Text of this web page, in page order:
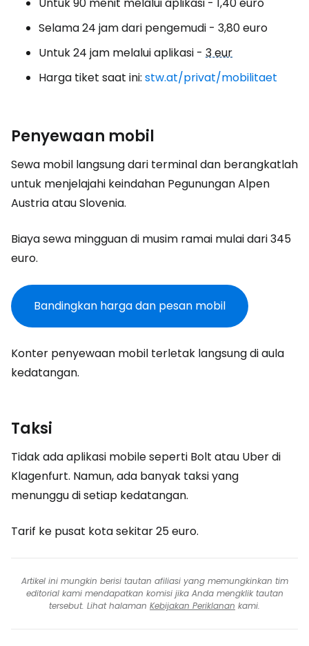
Selama 24 jam dari pengemudi - 3,80 euro
Untuk 24 jam melalui aplikasi - 3 eur
Harga tiket saat ini: stw.at/privat/mobilitaet
Penyewaan mobil
Sewa mobil langsung dari terminal dan berangkatlah
untuk menjelajahi keindahan Pegunungan Alpen
Austria atau Slovenia.
Biaya sewa mingguan di musim ramai mulai dari 345
euro.
Bandingkan harga dan pesan mobil
Konter penyewaan mobil terletak langsung di aula
kedatangan.
Taksi
Tidak ada aplikasi mobile seperti Bolt atau Uber di
Klagenfurt. Namun, ada banyak taksi yang
menunggu di setiap kedatangan.
Tarif ke pusat kota sekitar 25 euro.
Artikel ini mungkin berisi tautan afiliasi yang memungkinkan tim
editorial kami mendapatkan komisi jika Anda mengklik tautan
tersebut. Lihat halaman Kebijakan Periklanan kami.